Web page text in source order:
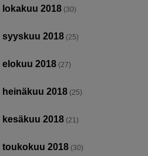
lokakuu 2018 (30)
syyskuu 2018 (25)
elokuu 2018 (27)
heinäkuu 2018 (25)
kesäkuu 2018 (21)
toukokuu 2018 (30)